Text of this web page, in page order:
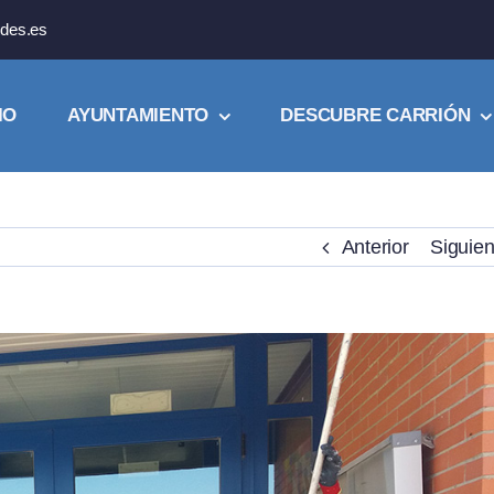
AYUNTAMIENTO DESCUBRE CARRIÓN
Anterior